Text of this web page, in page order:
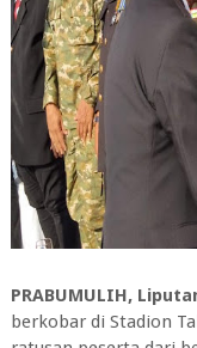
PRABUMULIH,
berkobar di Stadion